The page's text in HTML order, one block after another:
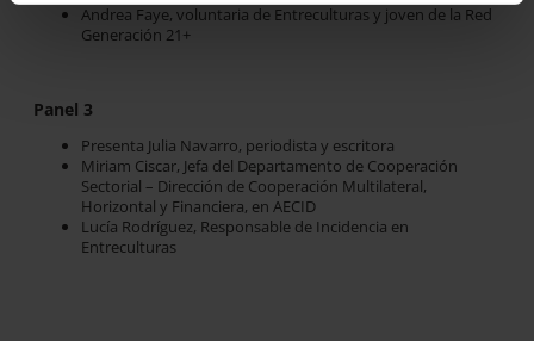
Andrea Faye, voluntaria de Entreculturas y joven de la Red
Generación 21+
Panel 3​
Presenta Julia Navarro, periodista y escritora
Miriam Ciscar, Jefa del Departamento de Cooperación
Sectorial – Dirección de Cooperación Multilateral,
Horizontal y Financiera, en AECID
Lucía Rodríguez, Responsable de Incidencia en
Entreculturas